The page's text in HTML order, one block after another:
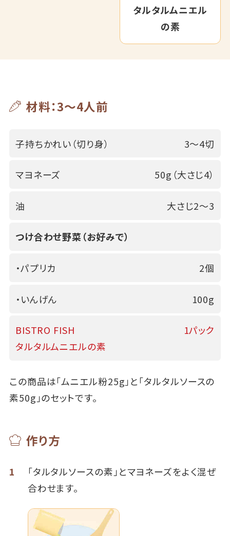
タルタルムニエル
の素
材料：3～4人前
子持ちかれい（切り身） 3～4切
マヨネーズ 50g（大さじ4）
油 大さじ2～3
つけ合わせ野菜（お好みで）
・パプリカ 2個
・いんげん 100g
BISTRO FISH
タルタルムニエルの素
1パック
この商品は「ムニエル粉25g」と「タルタルソースの
素50g」のセットです。
作り方
1
「タルタルソースの素」とマヨネーズをよく混ぜ
合わせます。